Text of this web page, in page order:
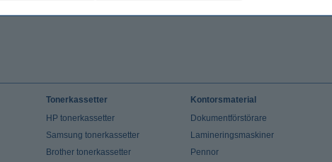
Tonerkassetter
HP tonerkassetter
Samsung tonerkassetter
Brother tonerkassetter
Kontorsmaterial
Dokumentförstörare
Lamineringsmaskiner
Pennor